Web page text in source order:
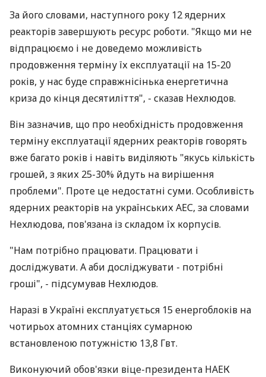
За його словами, наступного року 12 ядерних
реакторів завершують ресурс роботи. "Якщо ми не
відпрацюємо і не доведемо можливість
продовження терміну їх експлуатації на 15-20
років, у нас буде справжнісінька енергетична
криза до кінця десятиліття", - сказав Нехлюдов.
Він зазначив, що про необхідність продовження
терміну експлуатації ядерних реакторів говорять
вже багато років і навіть виділяють "якусь кількість
грошей, з яких 25-30% йдуть на вирішення
проблеми". Проте це недостатні суми. Особливість
ядерних реакторів на українських АЕС, за словами
Нехлюдова, пов'язана із складом їх корпусів.
"Нам потрібно працювати. Працювати і
досліджувати. А аби досліджувати - потрібні
гроші", - підсумував Нехлюдов.
Наразі в Україні експлуатується 15 енергоблоків на
чотирьох атомних станціях сумарною
встановленою потужністю 13,8 Гвт.
Виконуючий обов'язки віце-президента НАЕК